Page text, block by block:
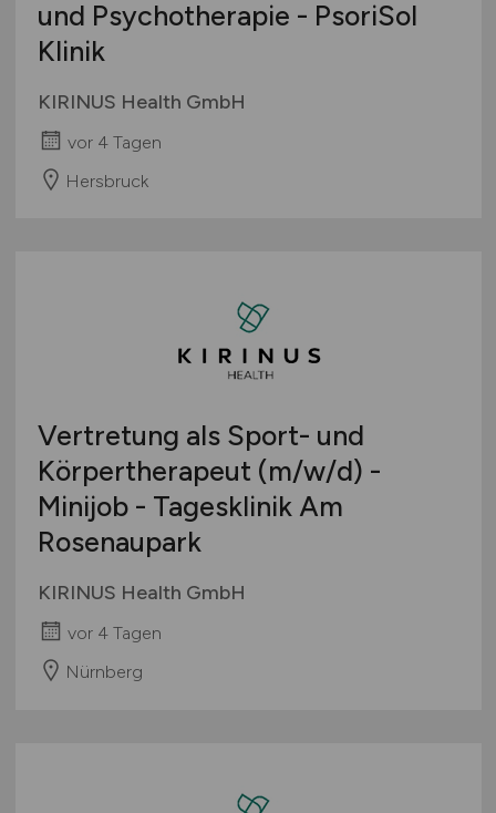
und Psychotherapie - PsoriSol
Klinik
KIRINUS Health GmbH
vor 4 Tagen
Hersbruck
Vertretung als Sport- und
Körpertherapeut (m/w/d) -
Minijob - Tagesklinik Am
Rosenaupark
KIRINUS Health GmbH
vor 4 Tagen
Nürnberg